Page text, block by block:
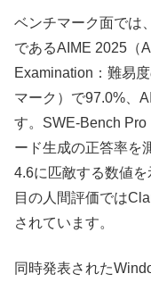
ベンチマーク面では
であるAIME 2025（
Examination：難易
マーク）で97.0%、
す。SWE-Bench Pro
ード生成の正答率を
4.6に匹敵する数値
目の人間評価では
されています。
同時発表された